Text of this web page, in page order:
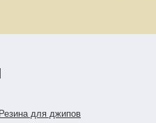
Резина для джипов